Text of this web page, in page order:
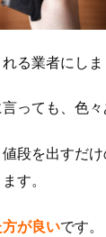
る業者にしま
っても、色々
段を出すだ
す。
が良いです。